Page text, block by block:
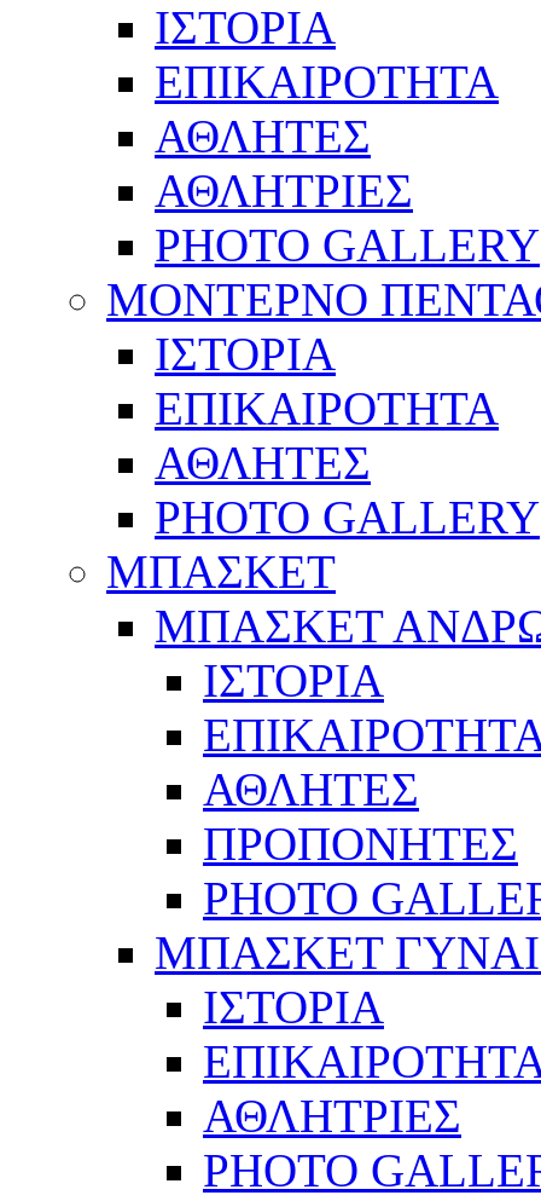
ΙΣΤΟΡΙΑ
ΕΠΙΚΑΙΡΟΤΗΤΑ
ΑΘΛΗΤΕΣ
ΑΘΛΗΤΡΙΕΣ
PHOTO GALLERY
ΜΟΝΤΕΡΝΟ
ΙΣΤΟΡΙΑ
ΕΠΙΚΑΙΡΟΤΗΤΑ
ΑΘΛΗΤΕΣ
PHOTO GALLERY
ΜΠΑΣΚΕΤ
ΜΠΑΣΚΕΤ
ΙΣΤΟΡΙΑ
ΑΘΛΗΤΕΣ
ΠΡΟΠΟΝΗΤΕΣ
PHOTO
ΜΠΑΣΚΕΤ
ΙΣΤΟΡΙΑ
ΑΘΛΗΤΡΙΕΣ
PHOTO